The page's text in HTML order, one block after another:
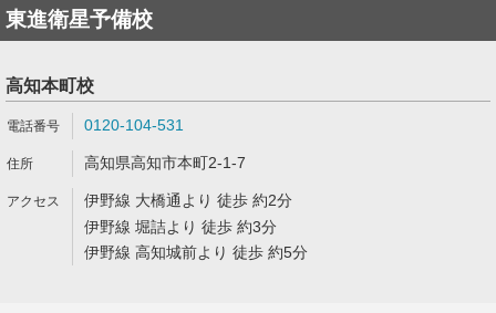
東進衛星予備校
高知本町校
0120-104-531
高知県高知市本町2-1-7
伊野線 大橋通より 徒歩 約2分
伊野線 堀詰より 徒歩 約3分
伊野線 高知城前より 徒歩 約5分